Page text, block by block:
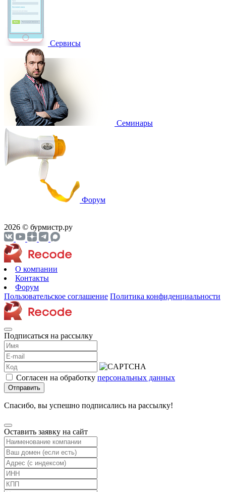
Сервисы
Семинары
Форум
2026 © бурмистр.ру
О компании
Контакты
Форум
Пользовательское соглашение Политика конфиденциальности
Подписаться на рассылку
Согласен на обработку персональных данных
Отправить
Спасибо, вы успешно подписались на рассылку!
Оставить заявку на сайт